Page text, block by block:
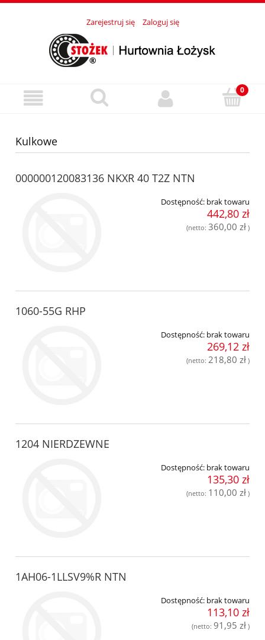
Zarejestruj się Zaloguj się
Kulkowe
000000120083136 NKXR 40 T2Z NTN
Dostępność: brak towaru
442,80 zł
(netto: 360,00 zł )
1060-55G RHP
Dostępność: brak towaru
269,12 zł
(netto: 218,80 zł )
1204 NIERDZEWNE
Dostępność: brak towaru
135,30 zł
(netto: 110,00 zł )
1AH06-1LLSV9%R NTN
Dostępność: brak towaru
113,10 zł
(netto: 91,95 zł )